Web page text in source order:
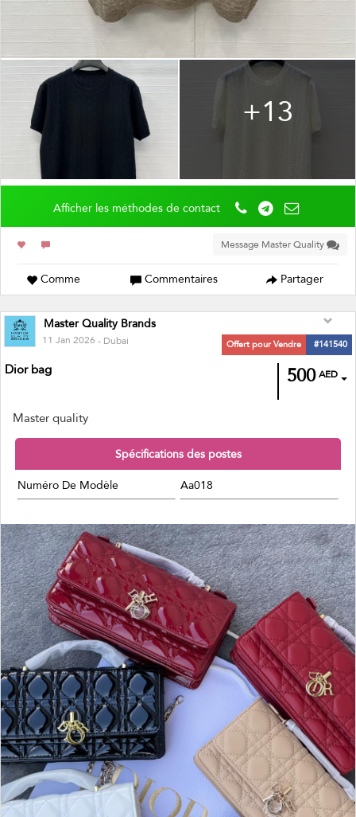
+13
Afficher les méthodes de contact
Comme Commentaires Partager
Master Quality Brands
11 Jan 2026- Dubai Offert pour Vendre #141540
500 AED
Dior bag
Master quality
Spécifications des postes
Numéro De Modèle
Aa018